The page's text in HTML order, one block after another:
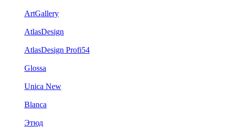
ArtGallery
AtlasDesign
AtlasDesign Profi54
Glossa
Unica New
Blanca
Этюд